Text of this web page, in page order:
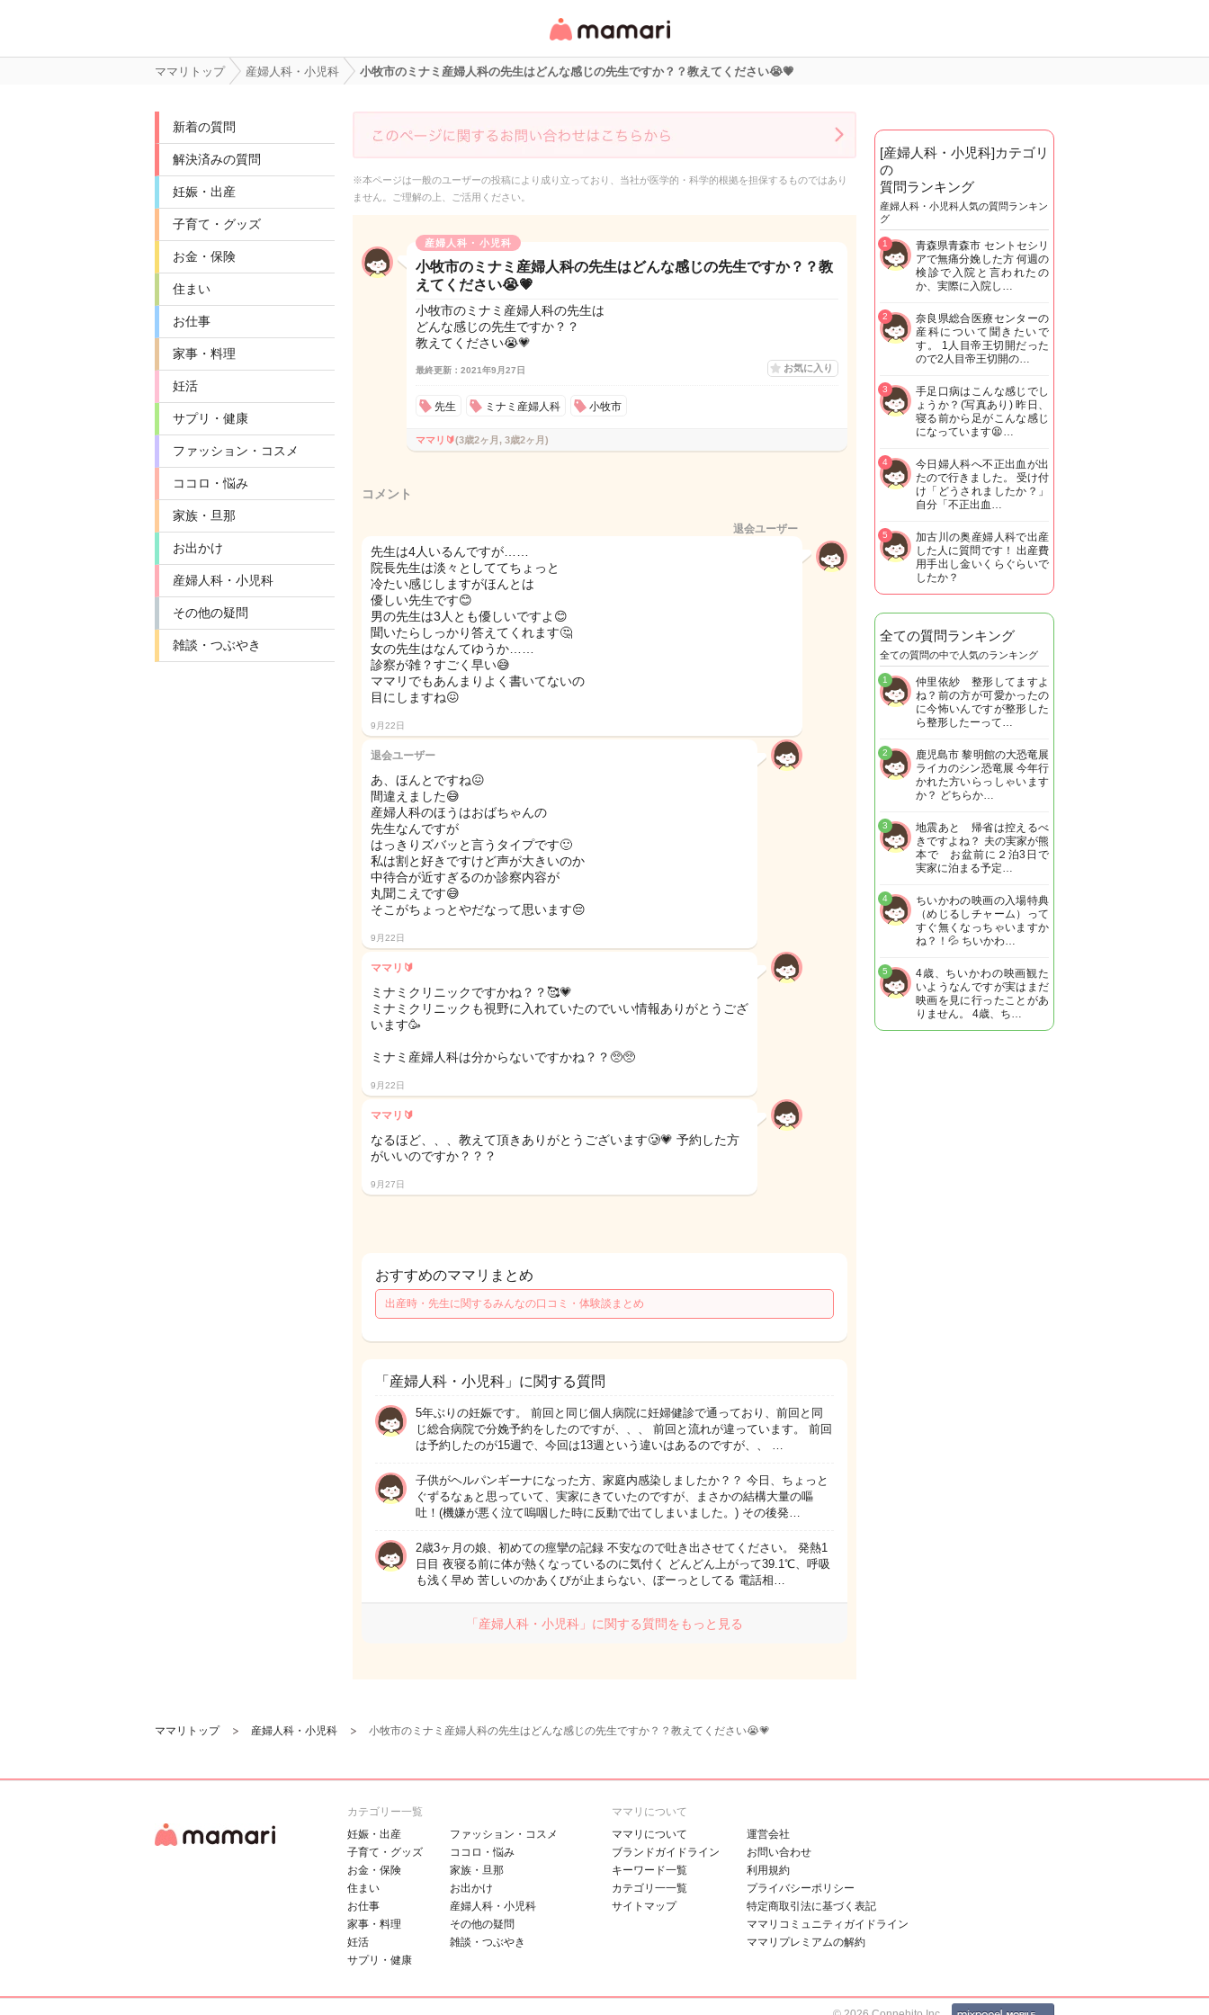
リ・情報サイト
ママリトップ 産婦人科・小児科 小牧市のミナミ産婦人科の先生はどんな感じの先生ですか？？教えてください😭💗
新着の質問
解決済みの質問
妊娠・出産
子育て・グッズ
お金・保険
住まい
お仕事
家事・料理
妊活
サプリ・健康
ファッション・コスメ
ココロ・悩み
家族・旦那
お出かけ
産婦人科・小児科
その他の疑問
雑談・つぶやき
※本ページは一般のユーザーの投稿により成り立っており、当社が医学的・科学的根拠を担保するものではあり
ません。ご理解の上、ご活用ください。
産婦人科・小児科
小牧市のミナミ産婦人科の先生はどんな感じの先生ですか？？教
えてください😭💗
小牧市のミナミ産婦人科の先生は
どんな感じの先生ですか？？
教えてください😭💗
最終更新：2021年9月27日 お気に入り
先生 ミナミ産婦人科 小牧市
ママリ🔰(3歳2ヶ月, 3歳2ヶ月)
コメント
退会ユーザー
先生は4人いるんですが……
院長先生は淡々としててちょっと
冷たい感じしますがほんとは
優しい先生です😊
男の先生は3人とも優しいですよ😊
聞いたらしっかり答えてくれます🤔
女の先生はなんてゆうか……
診察が雑？すごく早い😅
ママリでもあんまりよく書いてないの
目にしますね😖
9月22日
退会ユーザー
あ、ほんとですね😖
間違えました😅
産婦人科のほうはおばちゃんの
先生なんですが
はっきりズバッと言うタイプです🙂
私は割と好きですけど声が大きいのか
中待合が近すぎるのか診察内容が
丸聞こえです😅
そこがちょっとやだなって思います😔
9月22日
ママリ🔰
ミナミクリニックですかね？？🥰💗
ミナミクリニックも視野に入れていたのでいい情報ありがとうござ
います🥳
ミナミ産婦人科は分からないですかね？？🥺🥺
9月22日
ママリ🔰
なるほど、、、教えて頂きありがとうございます🥲💗 予約した方
がいいのですか？？？
9月27日
おすすめのママリまとめ
出産時・先生に関するみんなの口コミ・体験談まとめ
「産婦人科・小児科」に関する質問
5年ぶりの妊娠です。 前回と同じ個人病院に妊婦健診で通っており、前回と同
じ総合病院で分娩予約をしたのですが、、、 前回と流れが違っています。 前回
は予約したのが15週で、今回は13週という違いはあるのですが、、 …
子供がヘルパンギーナになった方、家庭内感染しましたか？？ 今日、ちょっと
ぐずるなぁと思っていて、実家にきていたのですが、まさかの結構大量の嘔
吐！(機嫌が悪く泣て嗚咽した時に反動で出てしまいました。) その後発…
2歳3ヶ月の娘、初めての痙攣の記録 不安なので吐き出させてください。 発熱1
日目 夜寝る前に体が熱くなっているのに気付く どんどん上がって39.1℃、呼吸
も浅く早め 苦しいのかあくびが止まらない、ぼーっとしてる 電話相…
「産婦人科・小児科」に関する質問をもっと見る
[産婦人科・小児科]カテゴリ
の
質問ランキング
産婦人科・小児科人気の質問ランキン
グ
青森県青森市 セントセシリ
アで無痛分娩した方 何週の
検診で入院と言われたの
か、実際に入院し…
1
奈良県総合医療センターの
産科について聞きたいで
す。 1人目帝王切開だった
ので2人目帝王切開の…
2
手足口病はこんな感じでし
ょうか？(写真あり) 昨日、
寝る前から足がこんな感じ
になっています😫…
3
今日婦人科へ不正出血が出
たので行きました。 受け付
け「どうされましたか？」
自分「不正出血…
4
加古川の奥産婦人科で出産
した人に質問です！ 出産費
用手出し金いくらぐらいで
したか？
5
全ての質問ランキング
全ての質問の中で人気のランキング
仲里依紗 整形してますよ
ね？前の方が可愛かったの
に今怖いんですが整形した
ら整形したーって…
1
鹿児島市 黎明館の大恐竜展
ライカのシン恐竜展 今年行
かれた方いらっしゃいます
か？ どちらか…
2
地震あと 帰省は控えるべ
きですよね？ 夫の実家が熊
本で お盆前に２泊3日で
実家に泊まる予定…
3
ちいかわの映画の入場特典
（めじるしチャーム）って
すぐ無くなっちゃいますか
ね？！💦 ちいかわ…
4
4歳、ちいかわの映画観た
いようなんですが実はまだ
映画を見に行ったことがあ
りません。 4歳、ち…
5
ママリトップ 産婦人科・小児科 小牧市のミナミ産婦人科の先生はどんな感じの先生ですか？？教えてください😭💗
カテゴリー一覧
妊娠・出産
子育て・グッズ
お金・保険
住まい
お仕事
家事・料理
妊活
サプリ・健康
ファッション・コスメ
ココロ・悩み
家族・旦那
お出かけ
産婦人科・小児科
その他の疑問
雑談・つぶやき
ママリについて
ママリについて
ブランドガイドライン
キーワード一覧
カテゴリ一一覧
サイトマップ
運営会社
お問い合わせ
利用規約
プライバシーポリシー
特定商取引法に基づく表記
ママリコミュニティガイドライン
ママリプレミアムの解約